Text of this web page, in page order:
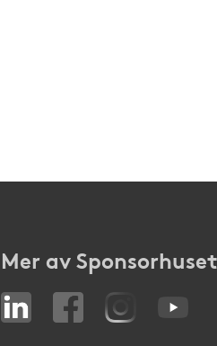
Mer av Sponsorhuset